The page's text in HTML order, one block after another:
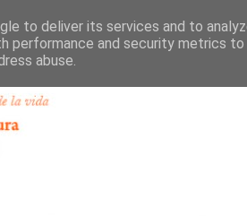
to deliver its services and to
performance and security metrics
abuse.